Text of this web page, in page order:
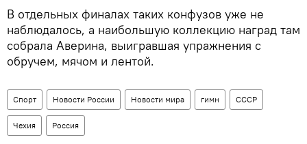
В отдельных финалах таких конфузов уже не
наблюдалось, а наибольшую коллекцию наград там
собрала Аверина, выигравшая упражнения с
обручем, мячом и лентой.
Спорт Новости России Новости мира гимн СССР
Чехия Россия